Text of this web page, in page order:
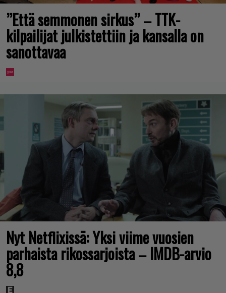
”Että semmonen sirkus” – TTK-
kilpailijat julkistettiin ja kansalla on
sanottavaa
Nyt Netflixissä: Yksi viime vuosien
parhaista rikossarjoista – IMDB-arvio
8,8